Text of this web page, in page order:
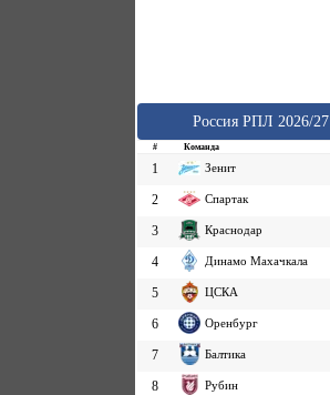
Россия РПЛ 2026/27
# Команда
1 Зенит
2
Спартак
3
Краснодар
4
Динамо Махачкала
5
ЦСКА
6
Оренбург
7
Балтика
8
Рубин